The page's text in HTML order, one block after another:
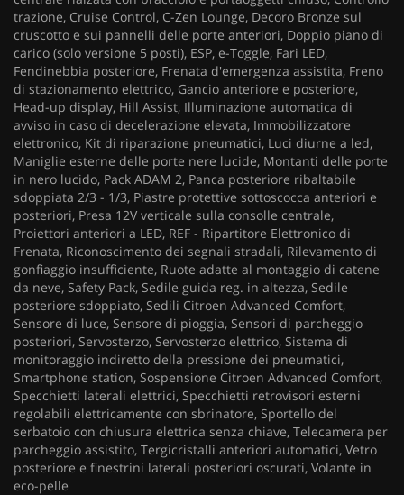
trazione, Cruise Control, C-Zen Lounge, Decoro Bronze sul
cruscotto e sui pannelli delle porte anteriori, Doppio piano di
carico (solo versione 5 posti), ESP, e-Toggle, Fari LED,
Fendinebbia posteriore, Frenata d'emergenza assistita, Freno
di stazionamento elettrico, Gancio anteriore e posteriore,
Head-up display, Hill Assist, Illuminazione automatica di
avviso in caso di decelerazione elevata, Immobilizzatore
elettronico, Kit di riparazione pneumatici, Luci diurne a led,
Maniglie esterne delle porte nere lucide, Montanti delle porte
in nero lucido, Pack ADAM 2, Panca posteriore ribaltabile
sdoppiata 2/3 - 1/3, Piastre protettive sottoscocca anteriori e
posteriori, Presa 12V verticale sulla consolle centrale,
Proiettori anteriori a LED, REF - Ripartitore Elettronico di
Frenata, Riconoscimento dei segnali stradali, Rilevamento di
gonfiaggio insufficiente, Ruote adatte al montaggio di catene
da neve, Safety Pack, Sedile guida reg. in altezza, Sedile
posteriore sdoppiato, Sedili Citroen Advanced Comfort,
Sensore di luce, Sensore di pioggia, Sensori di parcheggio
posteriori, Servosterzo, Servosterzo elettrico, Sistema di
monitoraggio indiretto della pressione dei pneumatici,
Smartphone station, Sospensione Citroen Advanced Comfort,
Specchietti laterali elettrici, Specchietti retrovisori esterni
regolabili elettricamente con sbrinatore, Sportello del
serbatoio con chiusura elettrica senza chiave, Telecamera per
parcheggio assistito, Tergicristalli anteriori automatici, Vetro
posteriore e finestrini laterali posteriori oscurati, Volante in
eco-pelle